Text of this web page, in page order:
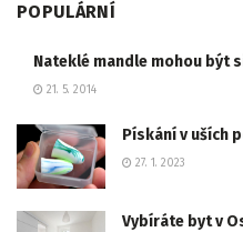
POPULÁRNÍ
Nateklé mandle mohou být
21. 5. 2014
Pískání v uších
27. 1. 2023
Vybíráte byt v